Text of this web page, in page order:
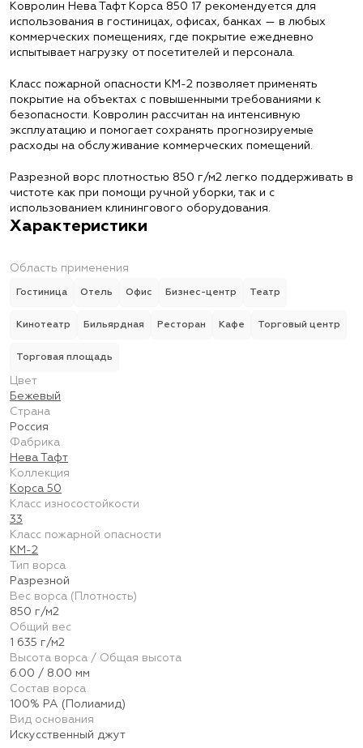
Ковролин Нева Тафт Корса 850 17 рекомендуется для
использования в гостиницах, офисах, банках — в любых
коммерческих помещениях, где покрытие ежедневно
испытывает нагрузку от посетителей и персонала.
Класс пожарной опасности КМ-2 позволяет применять
покрытие на объектах с повышенными требованиями к
безопасности. Ковролин рассчитан на интенсивную
эксплуатацию и помогает сохранять прогнозируемые
расходы на обслуживание коммерческих помещений.
Разрезной ворс плотностью 850 г/м2 легко поддерживать в
чистоте как при помощи ручной уборки, так и с
использованием клинингового оборудования.
Характеристики
Область применения
Гостиница Отель Офис Бизнес-центр Театр
Кинотеатр Бильярдная Ресторан Кафе Торговый центр
Торговая площадь
Цвет
Бежевый
Страна
Россия
Фабрика
Нева Тафт
Коллекция
Корса 50
Класс износостойкости
33
Класс пожарной опасности
КМ-2
Тип ворса
Разрезной
Вес ворса (Плотность)
850 г/м2
Общий вес
1 635 г/м2
Высота ворса / Общая высота
6.00 / 8.00 мм
Состав ворса
100% PA (Полиамид)
Вид основания
Искусственный джут